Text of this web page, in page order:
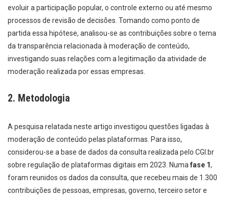
evoluir a participação popular, o controle externo ou até mesmo
processos de revisão de decisões. Tomando como ponto de
partida essa hipótese, analisou-se as contribuições sobre o tema
da transparência relacionada à moderação de conteúdo,
investigando suas relações com a legitimação da atividade de
moderação realizada por essas empresas.
2. Metodologia
A pesquisa relatada neste artigo investigou questões ligadas à
moderação de conteúdo pelas plataformas. Para isso,
considerou-se a base de dados da consulta realizada pelo CGI.br
sobre regulação de plataformas digitais em 2023. Numa fase 1,
foram reunidos os dados da consulta, que recebeu mais de 1.300
contribuições de pessoas, empresas, governo, terceiro setor e